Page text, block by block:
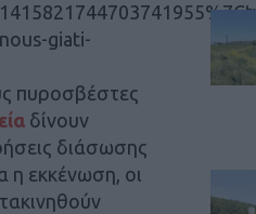
giati-
πυροσβέστες
δίνουν
διάσωσης
η εκκένωση, οι